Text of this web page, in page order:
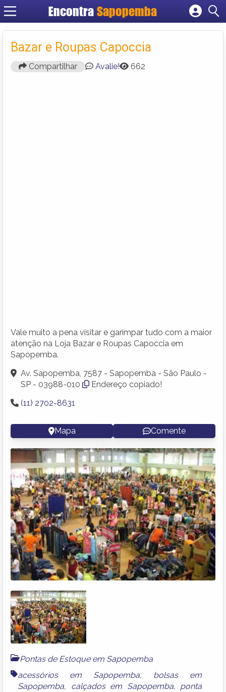
Encontra Sapopemba
Cadastrar empresa
Criar conta
Bazar e Roupas Capoccia
Compartilhar Avalie! 662
Vale muito a pena visitar e garimpar tudo com a maior
atenção na Loja Bazar e Roupas Capoccia em
Sapopemba.
Av. Sapopemba, 7587 - Sapopemba - São Paulo -
SP - 03988-010
Endereço copiado!
(11) 2702-8631
Mapa Comente
Pontas de Estoque em Sapopemba
acessórios em Sapopemba, bolsas em
Sapopemba, calçados em Sapopemba, ponta